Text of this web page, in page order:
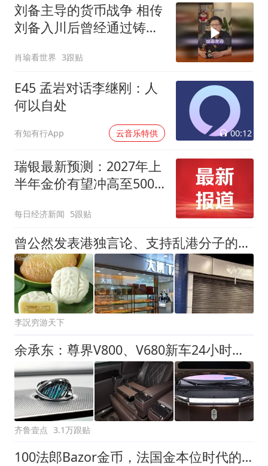
刘备主导的货币战争 相传
刘备入川后曾经通过铸币
儿呢？
肖瑜看世界 3跟贴
E45 孟岩对话李继刚：人
何以自处
有知有行App 云音乐特供 00:12
瑞银最新预测：2027年上
半年金价有望冲高至5000
元化配置构成中期强力支
撑
每日经济新闻 5跟贴
曾公然发表港独言论、支持乱港分子的这家知名企业，后来怎么样？
李詋穷游天下
余承东：尊界V800、V680新车24小时大定突破3500台
齐鲁壹点 3.1万跟贴
100法郎Bazor金币，法国金本位时代的最后挽歌